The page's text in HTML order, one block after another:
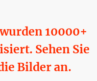
10000+
Sehen Sie
Bilder an.